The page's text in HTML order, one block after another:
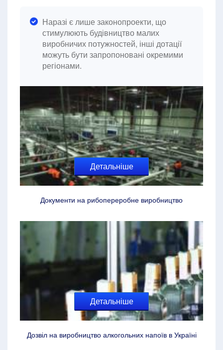
Наразі є лише законопроекти, що
стимулюють будівництво малих
виробничих потужностей, інші дотації
можуть бути запропоновані окремими
регіонами.
Детальніше
Документи на рибопереробне виробництво
Детальніше
Дозвіл на виробництво алкогольних напоїв в Україні